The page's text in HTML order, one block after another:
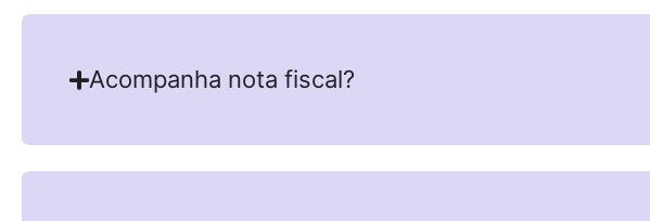
Acompanha nota fiscal?